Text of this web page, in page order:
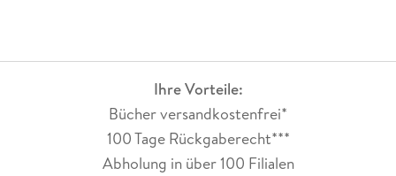
Ihre Vorteile:
Bücher versandkostenfrei*
100 Tage Rückgaberecht***
Abholung in über 100 Filialen